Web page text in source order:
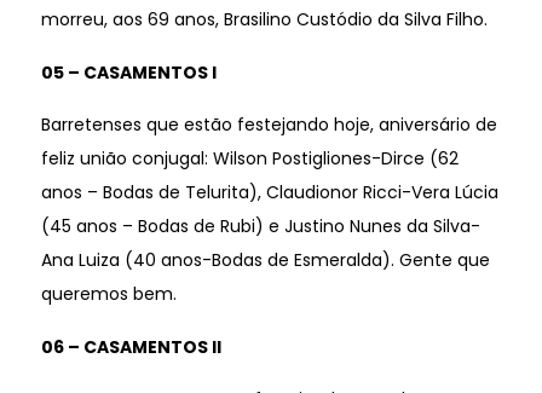
morreu, aos 69 anos, Brasilino Custódio da Silva Filho.
05 – CASAMENTOS I
Barretenses que estão festejando hoje, aniversário de
feliz união conjugal: Wilson Postigliones-Dirce (62
anos – Bodas de Telurita), Claudionor Ricci-Vera Lúcia
(45 anos – Bodas de Rubi) e Justino Nunes da Silva-
Ana Luiza (40 anos-Bodas de Esmeralda). Gente que
queremos bem.
06 – CASAMENTOS II